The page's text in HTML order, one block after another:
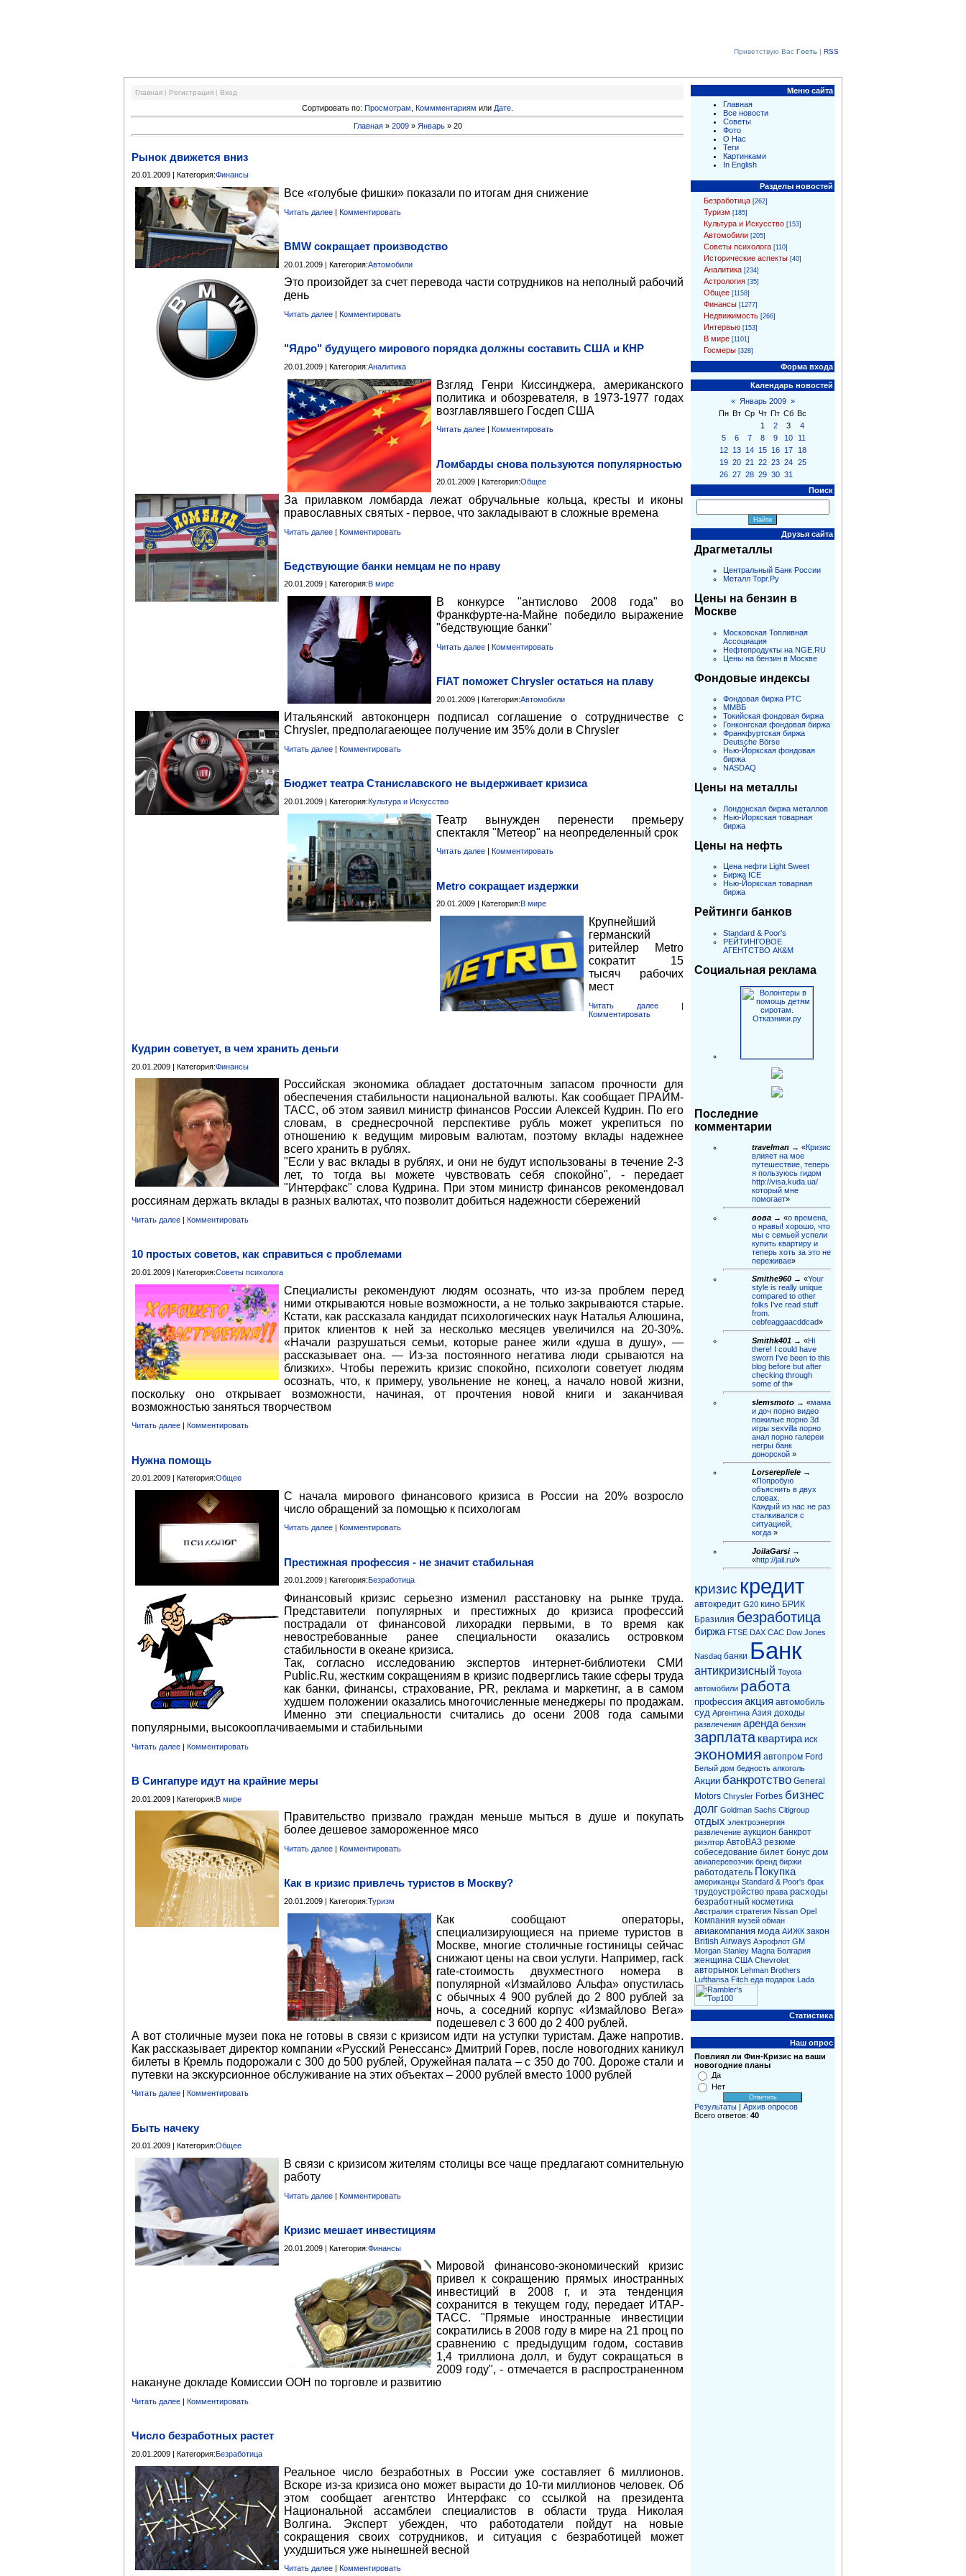
Приветствую Вас Гость | RSS
Главная | Регистрация | Вход
Сортировать по: Просмотрам Коммментариям или Дате
Главная» 2009 » Январь » 20
Рынок движется вниз
20.01.2009 | Категория:Финансы
Все «голубые фишки» показали по итогам дня снижение
Читать далее | Комментировать
BMW сокращает производство
20.01.2009 | Категория:Автомобили
Это произойдет за счет перевода части сотрудников на неполный рабочий
день
Читать далее | Комментировать
"Ядро" будущего мирового порядка должны составить США и КНР
20.01.2009 | Категория:Аналитика
Взгляд Генри Киссинджера, американского
политика и обозревателя, в 1973-1977 годах
возглавлявшего Госдеп США
Читать далее Комментировать
Ломбарды снова пользуются популярностью
20.01.2009 | Категория:Общее
За прилавком ломбарда лежат обручальные кольца, кресты и иконы
православных святых - первое, что закладывают в сложные времена
Читать далее | Комментировать
Бедствующие банки немцам не по нраву
20.01.2009 | Категория: В мире
В конкурсе "антислово 2008 года" во
Франкфурте-на-Майне победило выражение
"бедствующие банки"
Читать далее | Комментировать
FIAT поможет Chrysler остаться на плаву
20.01.2009 | Категория:Автомобили
Итальянский автоконцерн подписал соглашение о сотрудничестве с
Chrysler, предполагаеющее получение им 35% доли в Chrysler
Читать далее | Комментировать
Бюджет театра Станиславского не выдерживает кризиса
20.01.2009 | Категория:Культура и Искусство
Театр вынужден перенести премьеру
спектакля "Метеор" на неопределенный срок
Читать далее Комментировать
Metro сокращает издержки
20.01.2009 | Категория: В мире
Крупнейший
германский
ритейлер Metro
сократит 15
тысяч рабочих
мест
Читать далее |
Комментировать
Кудрин советует, в чем хранить деньги
20.01.2009 | Категория:Финансы
Российская экономика обладает достаточным запасом прочности для
обеспечения стабильности национальной валюты. Как сообщает ПРАЙМ-
ТАСС, об этом заявил министр финансов России Алексей Кудрин. По его
словам, в среднесрочной перспективе рубль может укрепиться по
отношению к ведущим мировым валютам, поэтому вклады надежнее
всего хранить в рублях.
"Если у вас вклады в рублях, и они не будут использованы в течение 2-3
лет, то тогда вы можете чувствовать себя спокойно", - передает
"Интерфакс" слова Кудрина. При этом министр финансов рекомендовал
россиянам держать вклады в разных валютах, что позволит добиться надежности сбережений
Читать далее | Комментировать
10 простых советов, как справиться с проблемами
20.01.2009 | Категория:Советы психолога
Специалисты рекомендуют людям осознать, что из-за проблем перед
ними открываются новые возможности, а не только закрываются старые.
Кстати, как рассказала кандидат психологических наук Наталья Алюшина,
приток клиентов к ней за несколько месяцев увеличился на 20-30%.
«Начали разрушаться семьи, которые ранее жили «душа в душу», —
рассказывает она. — Из-за постоянного негатива люди срываются на
близких». Чтобы пережить кризис спокойно, психологи советует людям
осознать, что, к примеру, увольнение не конец, а начало новой жизни,
поскольку оно открывает возможности, начиная, от прочтения новой книги и заканчивая
возможностью заняться творчеством
Читать далее Комментировать
Нужна помощь
20.01.2009 | Категория:Общее
С начала мирового финансового кризиса в России на 20% возросло
число обращений за помощью к психологам
Читать далее Комментировать
Престижная профессия - не значит стабильная
20.01.2009 | Категория: Безработица
Финансовый кризис серьезно изменил расстановку на рынке труда.
Представители популярных и престижных до кризиса профессий
пострадали от финансовой лихорадки первыми, в то время как
невостребованные ранее специальности оказались островком
стабильности в океане кризиса.
Так, согласно исследованию экспертов интернет-библиотеки СМИ
Public.Ru, жестким сокращениям в кризис подверглись такие сферы труда
как банки, финансы, страхование, PR, реклама и маркетинг, а в самом
худшем положении оказались многочисленные менеджеры по продажам.
Именно эти специальности считались до осени 2008 года самыми
популярными, высокооплачиваемыми и стабильными
Читать далее | Комментировать
В Сингапуре идут на крайние меры
20.01.2009 | Категория:В мире
Правительство призвало граждан меньше мыться в душе и покупать
более дешевое замороженное мясо
Читать далее | Комментировать
Как в кризис привлечь туристов в Москву?
20.01.2009 | Категория:Туризм
Как сообщают операторы,
специализирующиеся на приеме туристов в
Москве, многие столичные гостиницы сейчас
снижают цены на свои услуги. Например, rack
rate-стоимость двухместного номера в
популярной «Измайлово Альфа» опустилась
с обычных 4 900 рублей до 2 800 рублей за
ночь, а соседний корпус «Измайлово Вега»
подешевел с 3 600 до 2 400 рублей.
А вот столичные музеи пока не готовы в связи с кризисом идти на уступки туристам. Даже напротив.
Как рассказывает директор компании «Русский Ренессанс» Дмитрий Горев, после новогодних каникул
билеты в Кремль подорожали с 300 до 500 рублей, Оружейная палата – с 350 до 700. Дороже стали и
путевки на экскурсионное обслуживание на этих объектах – 2000 рублей вместо 1000 рублей
Читать далее Комментировать
Быть начеку
20.01.2009 | Категория:Общее
В связи с кризисом жителям столицы все чаще предлагают сомнительную
работу
Читать далее | Комментировать
Кризис мешает инвестициям
20.01.2009 | Категория:Финансы
Мировой финансово-экономический кризис
привел к сокращению прямых иностранных
инвестиций в 2008 г, и эта тенденция
сохранится в текущем году, передает ИТАР-
ТАСС. "Прямые иностранные инвестиции
сократились в 2008 году в мире на 21 проц по
сравнению с предыдущим годом, составив
1,4 триллиона долл, и будут сокращаться в
2009 году", - отмечается в распространенном
накануне докладе Комиссии ООН по торговле и развитию
Читать далее | Комментировать
Число безработных растет
20.01.2009 | Категория:Безработица
Реальное число безработных в России уже составляет 6 миллионов.
Вскоре из-за кризиса оно может вырасти до 10-ти миллионов человек. Об
этом сообщает агентство Интерфакс со ссылкой на президента
Национальной ассамблеи специалистов в области труда Николая
Волгина. Эксперт убежден, что работодатели пойдут на новые
сокращения своих сотрудников, и ситуация с безработицей может
ухудшиться уже нынешней весной
Читать далее | Комментировать
Меню сайта
Главная
Все новости
Советы
Фото
О Нас
Теги
Картинками
In English
Разделы новостей
Безработица [262]
Туризм [185]
Культура и Искусство [153]
Автомобили [205]
Советы психолога [110]
Исторические аспекты [40]
Аналитика [234]
Астрология [35]
Общее [1158]
Финансы [1277]
Недвижимость [266]
Интервью [153]
В мире [1101]
Госмеры [328]
Форма входа
Календарь новостей
« Январь 2009 »
Пн Вт Ср Чт Пт Сб Вс
1
2 3
4
5
6 7 8 9 10
11
12 13 14 15 16 17
18
19 20 21 22 23 24 25
26 27 28 29 30 31
Поиск
Друзья сайта
Драгметаллы
Центральный Банк России
Металл Торг.Ру
Цены на бензин в
Москве
Московская Топливная
Ассоциация
Нефтепродукты на NGE.RU
Цены на бензин в Москве
Фондовые индексы
Фондовая биржа РТС
ММВБ
Токийская фондовая биржа
Гонконгская фондовая биржа
Франкфуртская биржа
Deutsche Börse
Нью-Йоркская фондовая
биржа
NASDAQ
Цены на металлы
Лондонская биржа металлов
Нью-Йоркская товарная
биржа
Цены на нефть
Цена нефти Light Sweet
Биржа ICE
Нью-Йоркская товарная
биржа
Рейтинги банков
Standard & Poor's
РЕЙТИНГОВОЕ
АГЕНТСТВО АК&M
Социальная реклама
Последние
комментарии
travelman → «Кризис
влияет на мое
путешествие, теперь
я пользуюсь гидом
http://visa.kuda.ua/
который мне
помогает»
вова → «о времена,
о нравы! хорошо, что
мы с семьей успели
купить квартиру и
теперь хоть за это не
переживае»
Smithe960 → «Your
style is really unique
compared to other
folks I've read stuff
from.
cebfeaggaacddcad»
Smithk401 → «Hi
there! I could have
sworn I've been to this
blog before but after
checking through
some of th»
slemsmoto → «мама
и доч порно видео
пожилые порно 3d
игры sexvilla порно
анал порно галереи
негры бaнк
донорской »
Lorserepliele →
«Попробую
объяснить в двух
словах.
Каждый из нас не раз
сталкивался с
ситуацией,
когда »
JoilaGarsi→
«http://jail.ru/»
кризис кредит
автокредит G20 кино БРИК
Бразилия безработица
биржа FTSE DAX CAC Dow Jones
Nasdaq банки Банк
антикризисный Toyota
автомобили работа
профессия акция автомобиль
суд Аргентина Азия доходы
развлечения аренда бензин
зарплата квартира иск
экономия автопром Ford
Белый дом бедность алкоголь
Акции банкротство General
Motors Chrysler Forbes бизнес
долг Goldman Sachs Citigroup
отдых электроэнергия
развлечение аукцион банкрот
риэлтор АвтоВАЗ резюме
собеседование билет бонус дом
авиаперевозчик бренд биржи
работодатель Покупка
американцы Standard & Poor's брак
трудоустройство права расходы
безработный косметика
Австралия стратегия Nissan Opel
Компания музей обман
авиакомпания мода АИЖК закон
British Airways Аэрофлот GM
Morgan Stanley Magna Болгария
женщина CША Chevrolet
авторынок Lehman Brothers
Lufthansa Fitch еда подарок Lada
Статистика
Наш опрос
Повлиял ли Фин-Кризис на ваши
новогодние планы
Да
Нет
Результаты | Архив опросов
Всего ответов: 40